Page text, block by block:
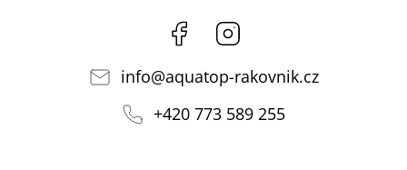
Facebook
info@aquatop-rakovnik.cz
+420 773 589 255